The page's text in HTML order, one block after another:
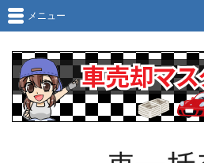
メニュー